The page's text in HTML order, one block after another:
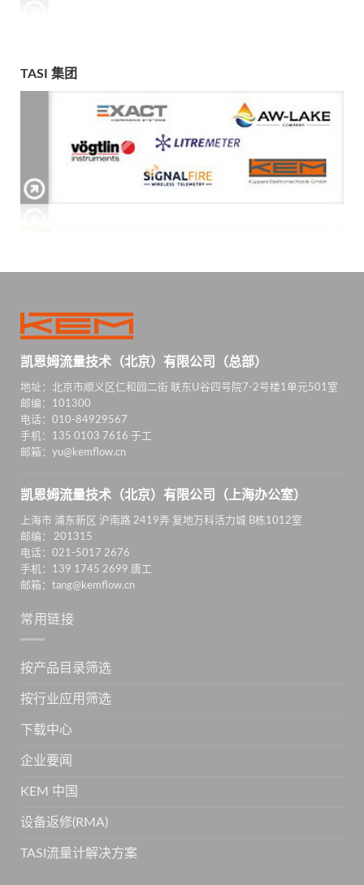
TASI 集团
凯恩姆流量技术（北京）有限公司（总部）
地址：北京市顺义区仁和园二街 联东U谷四号院7-2号楼1单元501室
邮编：101300
电话：010-84929567
手机：135 0103 7616 于工
邮箱：yu@kemflow.cn
凯恩姆流量技术（北京）有限公司（上海办公室）
上海市 浦东新区 沪南路 2419弄 复地万科活力城 B栋1012室
邮编： 201315
电话：021-5017 2676
手机：139 1745 2699 唐工
邮箱：tang@kemflow.cn
常用链接
按产品目录筛选
按行业应用筛选
下载中心
企业要闻
KEM 中国
设备返修(RMA)
TASI流量计解决方案